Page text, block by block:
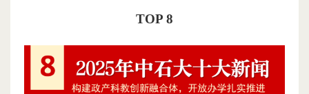
TOP 8